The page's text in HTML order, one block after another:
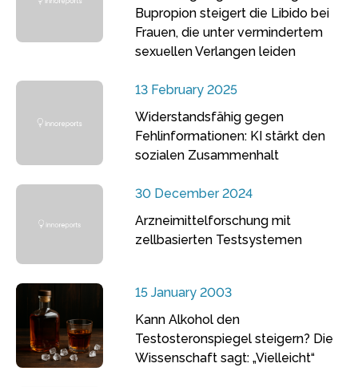
Bupropion steigert die Libido bei
Frauen, die unter vermindertem
sexuellen Verlangen leiden
13 February 2025
Widerstandsfähig gegen
Fehlinformationen: KI stärkt den
sozialen Zusammenhalt
30 December 2024
Arzneimittelforschung mit
zellbasierten Testsystemen
15 January 2003
Kann Alkohol den
Testosteronspiegel steigern? Die
Wissenschaft sagt: „Vielleicht“